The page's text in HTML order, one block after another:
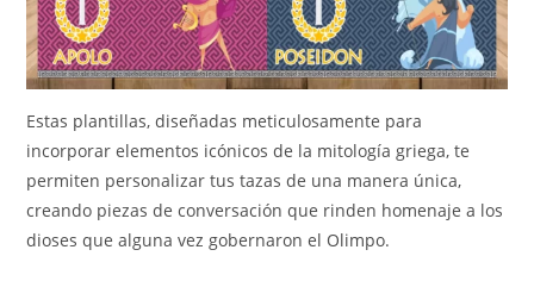
Estas plantillas, diseñadas meticulosamente para
incorporar elementos icónicos de la mitología griega, te
permiten personalizar tus tazas de una manera única,
creando piezas de conversación que rinden homenaje a los
dioses que alguna vez gobernaron el Olimpo.